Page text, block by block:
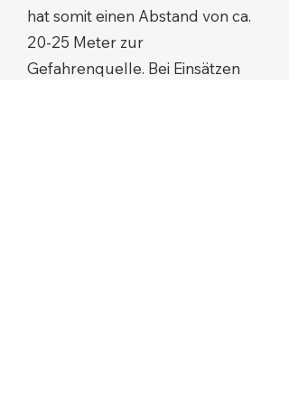
hat somit einen Abstand von ca.
20-25 Meter zur
Gefahrenquelle. Bei Einsätzen